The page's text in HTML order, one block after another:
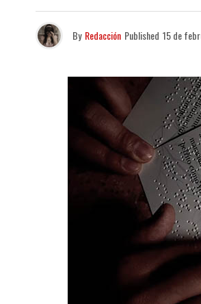
By Redacción Published 15 de